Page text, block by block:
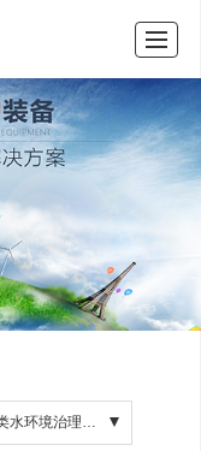
环保沃在线联系我们